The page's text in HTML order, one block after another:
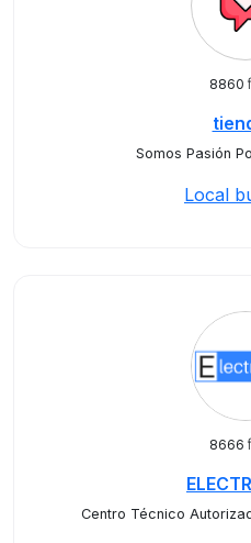
8860
Somos Pasión
Local
8666
Centro Técnico